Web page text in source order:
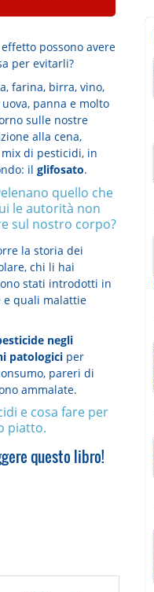
possono avere
per evitarli?
farina, birra, vino,
panna e molto
sulle nostre
alla cena,
di pesticidi, in
il glifosato.
quello che
le autorità non
sul nostro corpo?
la storia dei
chi li hai
stati introdotti in
e quali malattie
negli
patologiciper
pareri di
ammalate.
e cosa fare per
piatto.
questo libro!